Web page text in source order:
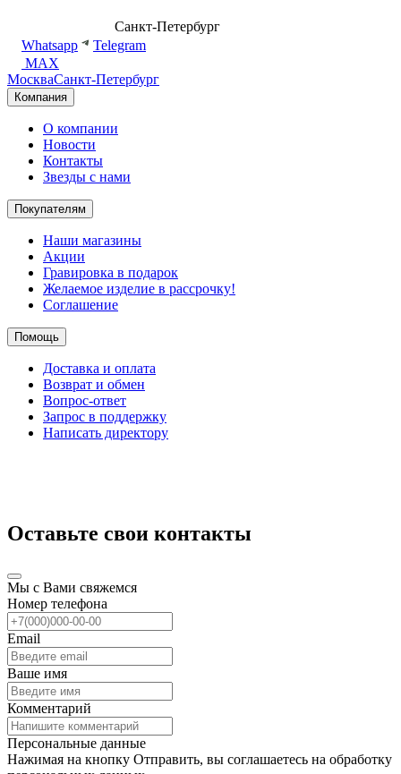
Санкт-Петербург
Whatsapp
Telegram
MAX
МоскваСанкт-Петербург
Компания
О компании
Новости
Контакты
Звезды с нами
Покупателям
Наши магазины
Акции
Гравировка в подарок
Желаемое изделие в рассрочку!
Соглашение
Помощь
Доставка и оплата
Возврат и обмен
Вопрос-ответ
Запрос в поддержку
Написать директору
Оставьте свои контакты
Мы с Вами свяжемся
Номер телефона
Email
Ваше имя
Комментарий
Персональные данные
Нажимая на кнопку Отправить, вы соглашаетесь на обработку